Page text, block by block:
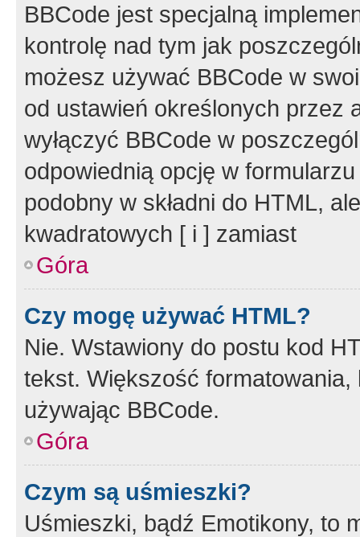
BBCode jest specjalną
kontrolę nad tym jak
możesz używać BBCode w
od ustawień określonych przez
wyłączyć BBCode w
odpowiednią opcję w
podobny w składni do HTML,
kwadratowych [ i ] zamiast
Góra
Czy mogę używać HTML?
Nie. Wstawiony do postu kod
tekst. Większość
używając BBCode.
Góra
Czym są uśmieszki?
Uśmieszki, bądź Emotikony, to